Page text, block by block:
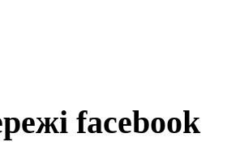
facebook